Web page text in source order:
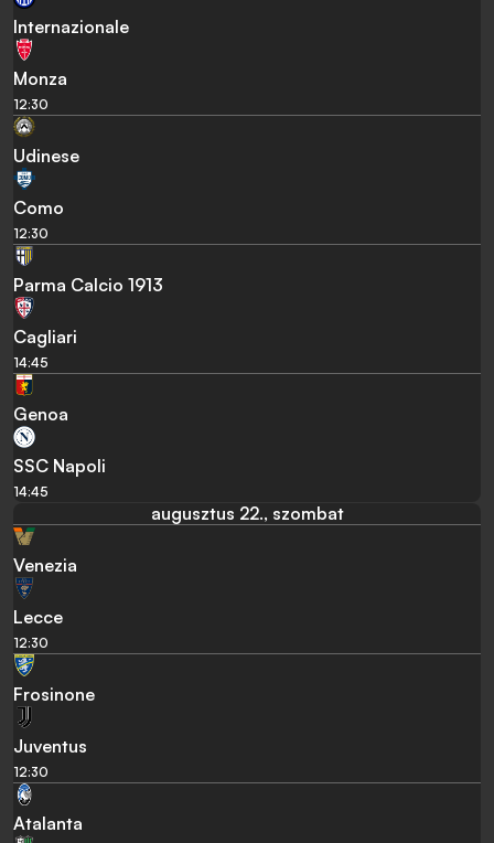
Internazionale
Monza
12:30
Udinese
Como
12:30
Parma Calcio 1913
Cagliari
14:45
Genoa
SSC Napoli
14:45
augusztus 22., szombat
Venezia
Lecce
12:30
Frosinone
Juventus
12:30
Atalanta